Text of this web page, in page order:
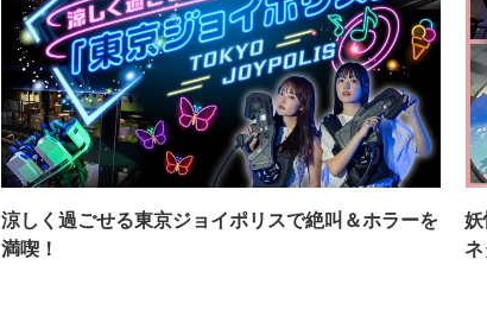
涼しく過ごせる東京ジョイポリスで絶叫＆ホラーを
満喫！